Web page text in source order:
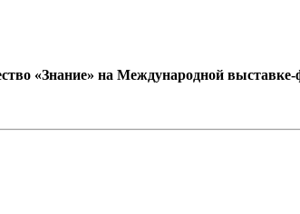
«Знание» на Международной